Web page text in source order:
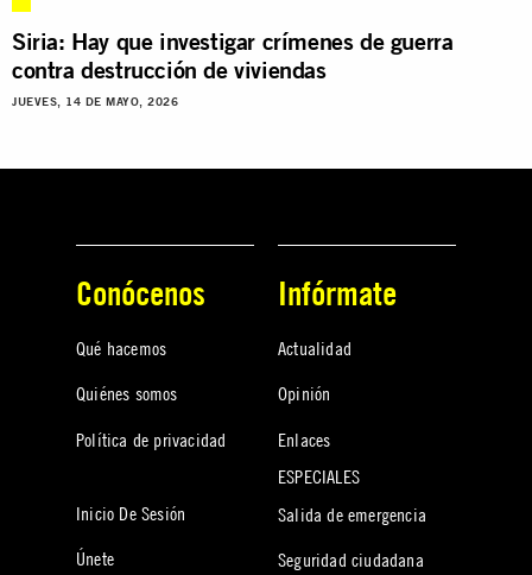
Siria: Hay que investigar crímenes de guerra
contra destrucción de viviendas
JUEVES, 14 DE MAYO, 2026
Conócenos
Qué hacemos
Quiénes somos
Política de privacidad
Inicio De Sesión
Únete
Infórmate
Actualidad
Opinión
Enlaces
ESPECIALES
Salida de emergencia
Seguridad ciudadana